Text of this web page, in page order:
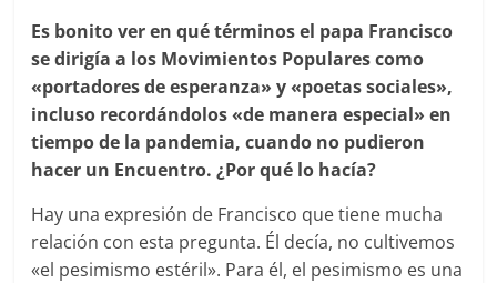
Es bonito ver en qué términos el papa Francisco
se dirigía a los Movimientos Populares como
«portadores de esperanza» y «poetas sociales»,
incluso recordándolos «de manera especial» en
tiempo de la pandemia, cuando no pudieron
hacer un Encuentro. ¿Por qué lo hacía?
Hay una expresión de Francisco que tiene mucha
relación con esta pregunta. Él decía, no cultivemos
«el pesimismo estéril». Para él, el pesimismo es una